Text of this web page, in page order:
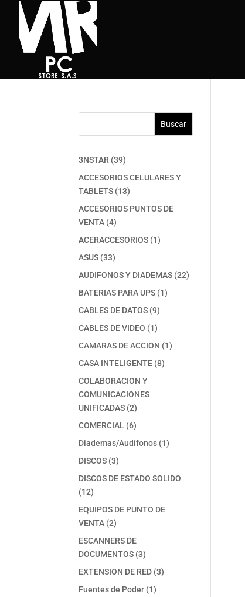
Buscar
3NSTAR 3939
productos
ACCESORIOS CELULARES Y
TABLETS 1313
productos
ACCESORIOS PUNTOS DE
VENTA 44
productos
ACERACCESORIOS 11
ASUS 3333
productos
AUDIFONOS Y DIADEMAS 2222
BATERIAS PARA UPS 11
CABLES DE DATOS 99
CABLES DE VIDEO 11
producto
CAMARAS DE ACCION 11
CASA INTELIGENTE 88
COLABORACION Y
COMUNICACIONES
UNIFICADAS 22
productos
COMERCIAL 66
productos
Diademas/Audífonos 11
DISCOS 33
productos
DISCOS DE ESTADO SOLIDO
1212
productos
EQUIPOS DE PUNTO DE
VENTA 22
productos
ESCANNERS DE
DOCUMENTOS 33
productos
EXTENSION DE RED 33
Fuentes de Poder 11